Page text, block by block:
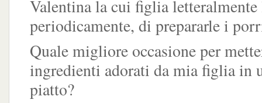
Valentina la cui figlia
periodicamente, di prepararle i
Quale migliore occasione per
ingredienti adorati da mia figlia in
piatto?